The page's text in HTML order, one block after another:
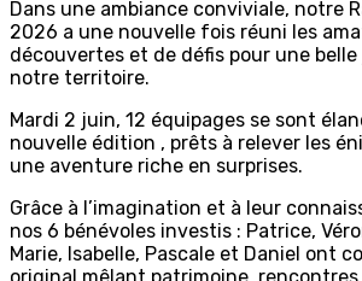
Dans une ambiance conviviale, notre
2026 a une nouvelle fois réuni les
découvertes et de défis pour une
notre territoire.
Mardi 2 juin, 12 équipages se sont
nouvelle édition , prêts à relever les
une aventure riche en surprises.
Grâce à l’imagination et à leur
nos 6 bénévoles investis : Patrice,
Marie, Isabelle, Pascale et Daniel ont